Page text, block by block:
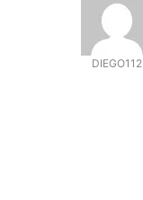
DIEGO112